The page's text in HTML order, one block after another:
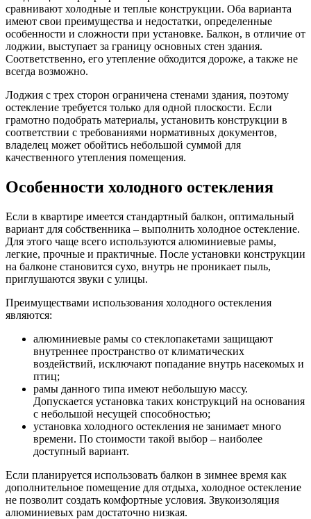
сравнивают холодные и теплые конструкции. Оба варианта
имеют свои преимущества и недостатки, определенные
особенности и сложности при установке. Балкон, в отличие от
лоджии, выступает за границу основных стен здания.
Соответственно, его утепление обходится дороже, а также не
всегда возможно.
Лоджия с трех сторон ограничена стенами здания, поэтому
остекление требуется только для одной плоскости. Если
грамотно подобрать материалы, установить конструкции в
соответствии с требованиями нормативных документов,
владелец может обойтись небольшой суммой для
качественного утепления помещения.
Особенности холодного остекления
Если в квартире имеется стандартный балкон, оптимальный
вариант для собственника – выполнить холодное остекление.
Для этого чаще всего используются алюминиевые рамы,
легкие, прочные и практичные. После установки конструкции
на балконе становится сухо, внутрь не проникает пыль,
приглушаются звуки с улицы.
Преимуществами использования холодного остекления
являются:
алюминиевые рамы со стеклопакетами защищают
внутреннее пространство от климатических
воздействий, исключают попадание внутрь насекомых и
птиц;
рамы данного типа имеют небольшую массу.
Допускается установка таких конструкций на основания
с небольшой несущей способностью;
установка холодного остекления не занимает много
времени. По стоимости такой выбор – наиболее
доступный вариант.
Если планируется использовать балкон в зимнее время как
дополнительное помещение для отдыха, холодное остекление
не позволит создать комфортные условия. Звукоизоляция
алюминиевых рам достаточно низкая.